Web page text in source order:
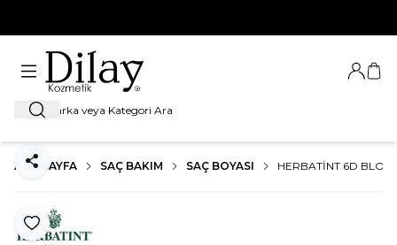
Ara
Giriş
ANA SAYFA SAÇ BAKIM SAÇ BOYASI HERBATINT 6D
Favoriye Ekle
Paylaş